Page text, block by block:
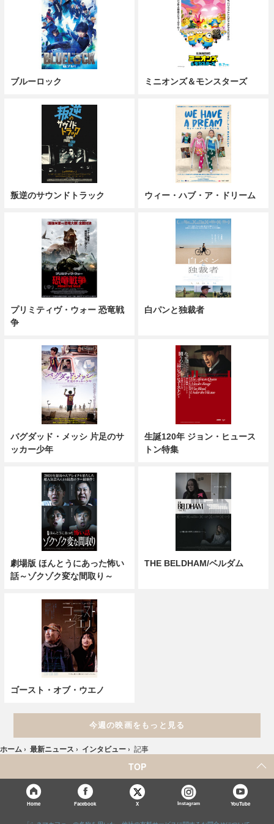
ブルーロック ミニオンズ＆モンスターズ
叛逆のサウンドトラック ウィー・ハブ・ア・ドリーム
プリミティヴ・ウォー 恐竜戦
争
白パンと独裁者
バグダッド・メッシ 片足のサ
ッカー少年
生誕120年 ジョン・ヒュース
トン特集
劇場版 ほんとうにあった怖い
話～ゾクゾク変な間取り～
THE BELDHAM/ベルダム
ゴースト・オブ・ウエノ
今週の映画をもっと見る
ホーム › 最新ニュース › インタビュー › 記事
TOP
Home Facebook X Instagram YouTube